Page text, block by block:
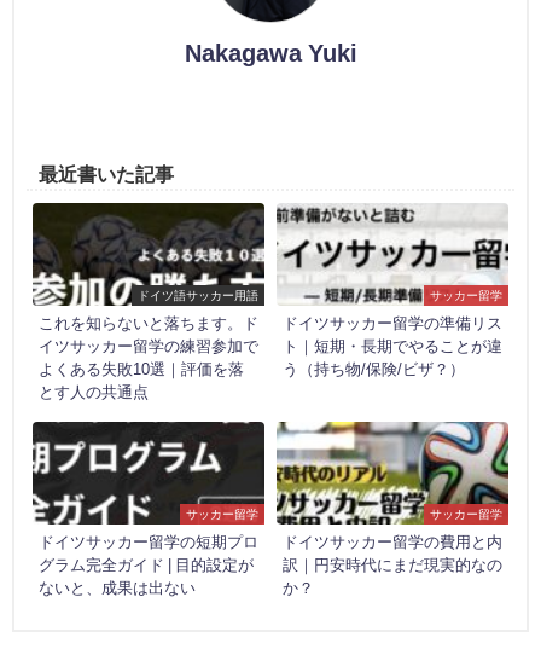
Nakagawa Yuki
最近書いた記事
ドイツ語サッカー用語
これを知らないと落ちます。ド
イツサッカー留学の練習参加で
よくある失敗10選｜評価を落
とす人の共通点
サッカー留学
ドイツサッカー留学の準備リス
ト｜短期・長期でやることが違
う（持ち物/保険/ビザ？）
サッカー留学
ドイツサッカー留学の短期プロ
グラム完全ガイド | 目的設定が
ないと、成果は出ない
サッカー留学
ドイツサッカー留学の費用と内
訳｜円安時代にまだ現実的なの
か？